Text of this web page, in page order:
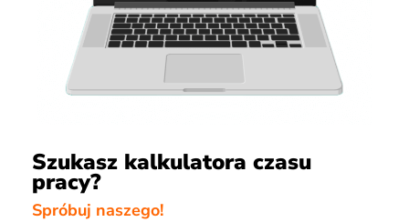
Szukasz kalkulatora czasu
pracy?
Spróbuj naszego!